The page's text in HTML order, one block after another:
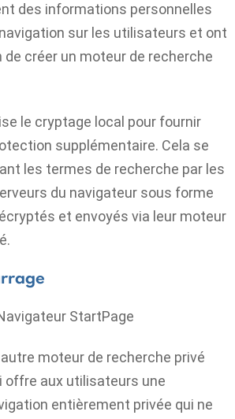
des informations personnelles
sur les utilisateurs et ont
créer un moteur de recherche
le cryptage local pour fournir
supplémentaire. Cela se
les termes de recherche par les
du navigateur sous forme
et envoyés via leur moteur
moteur de recherche privé
offre aux utilisateurs une
entièrement privée qui ne